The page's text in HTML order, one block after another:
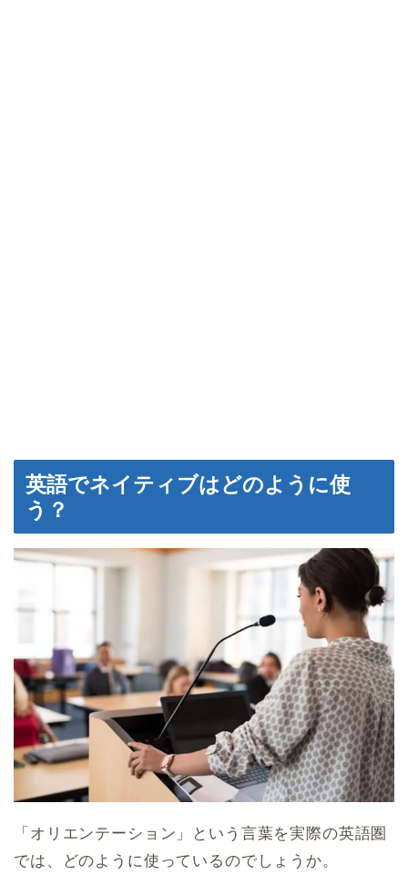
英語でネイティブはどのように使
う？
「オリエンテーション」という言葉を実際の英語圏
では、どのように使っているのでしょうか。